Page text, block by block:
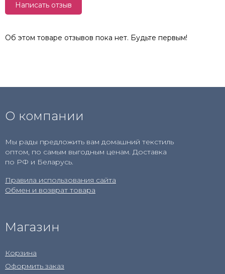
Написать отзыв
Об этом товаре отзывов пока нет. Будьте первым!
О компании
Мы рады предложить вам домашний текстиль
оптом, по самым выгодным ценам. Доставка
по РФ и Беларусь.
Правила использования сайта
Обмен и возврат товара
Магазин
Корзина
Оформить заказ